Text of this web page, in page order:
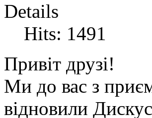
Details
Hits: 1491
Привіт друзі!
Ми до вас з
відновили